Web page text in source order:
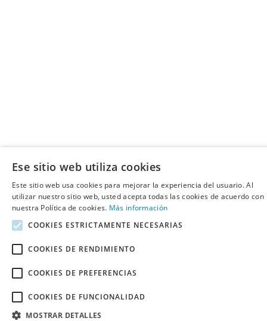
Ese sitio web utiliza cookies
Este sitio web usa cookies para mejorar la experiencia del usuario. Al
utilizar nuestro sitio web, usted acepta todas las cookies de acuerdo con
nuestra Política de cookies. Más información
COOKIES ESTRICTAMENTE NECESARIAS
COOKIES DE RENDIMIENTO
COOKIES DE PREFERENCIAS
COOKIES DE FUNCIONALIDAD
MOSTRAR DETALLES